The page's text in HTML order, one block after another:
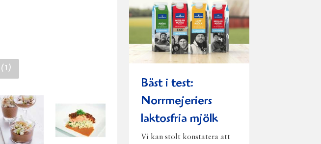
(1)
Bäst i test:
Norrmejeriers
laktosfria mjölk
Vi kan stolt konstatera att